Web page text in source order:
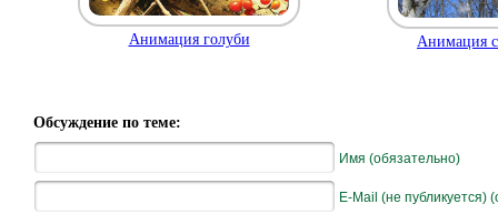
Анимация голуби Анимация
Обсуждение по теме:
Имя (обязательно)
E-Mail (не публикуется)